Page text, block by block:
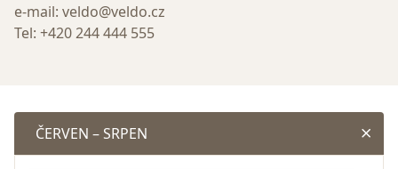
e-mail: veldo@veldo.cz
Tel: +420 244 444 555
ČERVEN – SRPEN